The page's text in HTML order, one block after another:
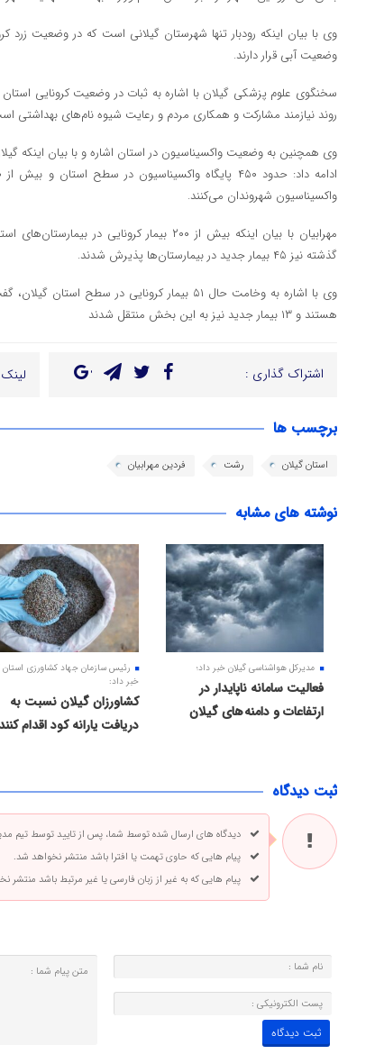
وضعیت آبی قرار دارند.
سخنگوی علوم پزشکی گیلان با اشاره به ثبات در وضعیت کرونایی
روند نیازمند مشارکت و همکاری مردم و رعایت شیوه نام‌های بهداشتی
وی همچنین به وضعیت واکسیناسیون در استان اشاره و با بیان اینکه
واکسیناسیون شهروندان می‌کنند.
مهرابیان با بیان اینکه بیش از ۲۰۰ بیمار
گذشته نیز ۴۵ بیمار جدید در بیمارستان‌ها پذیرش شدند.
هستند و ۱۳ بیمار جدید نیز به این بخش منتقل شدند
اشتراک گذاری :
برچسب ها
استان گیلان رشت فردین مهرابیان
نوشته های مشابه
مدیرکل هواشناسی گیلان خبر داد؛
فعالیت سامانه ناپایدار در
ارتفاعات و دامنه های گیلان
رئیس سازمان جهاد کشاورزی استان
خبر داد:
کشاورزان گیلان نسبت به
دریافت یارانه کود اقدام
ثبت دیدگاه
دیدگاه های ارسال شده توسط شما، پس از تایید توسط تیم
پیام هایی که حاوی تهمت یا افترا باشد منتشر نخواهد شد.
پیام هایی که به غیر از زبان فارسی یا غیر مرتبط باشد منتشر